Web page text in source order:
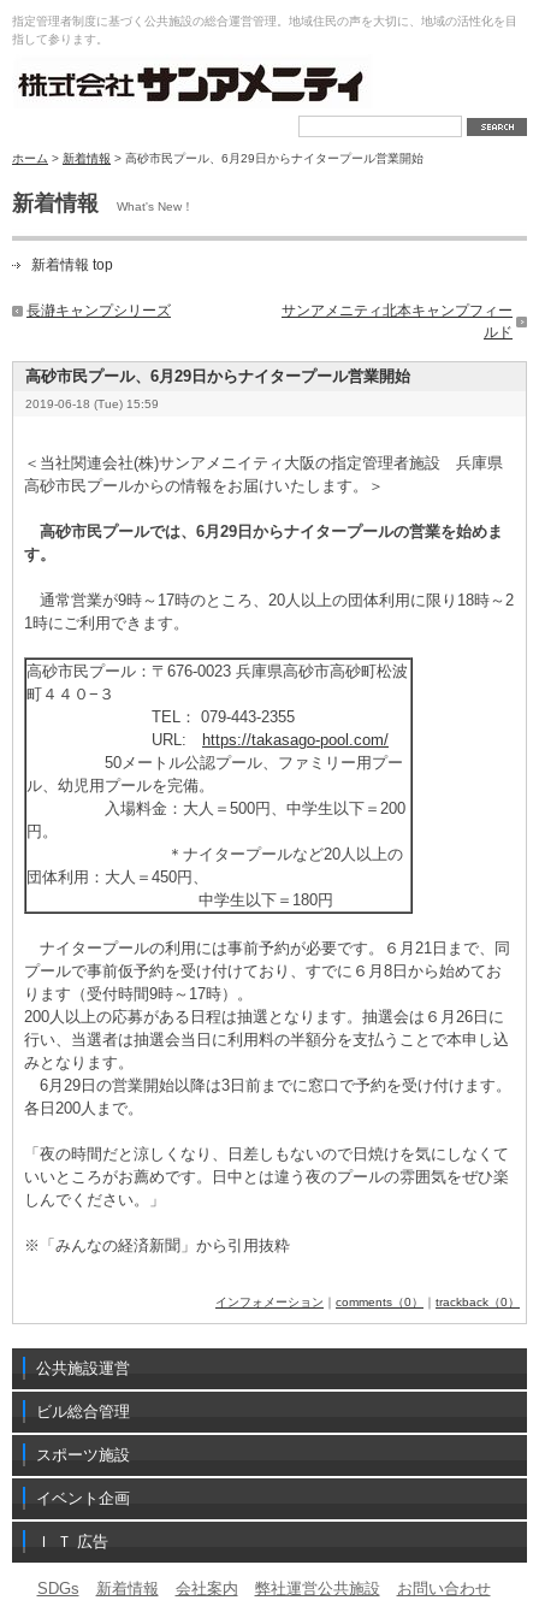
指定管理者制度に基づく公共施設の総合運営管理。地域住民の声を大切に、地域の活性化を目
指して参ります。
ホーム > 新着情報 > 高砂市民プール、6月29日からナイタープール営業開始
新着情報 What's New！
新着情報 top
長瀞キャンプシリーズ
サンアメニティ北本キャンプフィー
ルド
高砂市民プール、6月29日からナイタープール営業開始
2019-06-18 (Tue) 15:59
＜当社関連会社(株)サンアメニイティ大阪の指定管理者施設 兵庫県
高砂市民プールからの情報をお届けいたします。＞
高砂市民プールでは、6月29日からナイタープールの営業を始めま
す。
通常営業が9時～17時のところ、20人以上の団体利用に限り18時～2
1時にご利用できます。
高砂市民プール：〒676-0023 兵庫県高砂市高砂町松波
町４４０−３
TEL： 079-443-2355
URL:
https://takasago-pool.com/
50メートル公認プール、ファミリー用プー
ル、幼児用プールを完備。
入場料金：大人＝500円、中学生以下＝200
円。
＊ナイタープールなど20人以上の
団体利用：大人＝450円、
中学生以下＝180円
ナイタープールの利用には事前予約が必要です。６月21日まで、同
プールで事前仮予約を受け付けており、すでに６月8日から始めてお
ります（受付時間9時～17時）。
200人以上の応募がある日程は抽選となります。抽選会は６月26日に
行い、当選者は抽選会当日に利用料の半額分を支払うことで本申し込
みとなります。
6月29日の営業開始以降は3日前までに窓口で予約を受け付けます。
各日200人まで。
「夜の時間だと涼しくなり、日差しもないので日焼けを気にしなくて
いいところがお薦めです。日中とは違う夜のプールの雰囲気をぜひ楽
しんでください。」
※「みんなの経済新聞」から引用抜粋
インフォメーション ｜ comments（0） ｜ trackback（0）
公共施設運営
ビル総合管理
スポーツ施設
イベント企画
Ｉ Ｔ 広告
SDGs 新着情報 会社案内 弊社運営公共施設 お問い合わせ